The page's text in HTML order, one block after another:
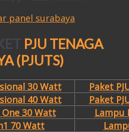
PJU TENAGA
(PJUTS)
30 Watt
Paket
40 Watt
Paket
One 30 Watt
Lampu
70 Watt